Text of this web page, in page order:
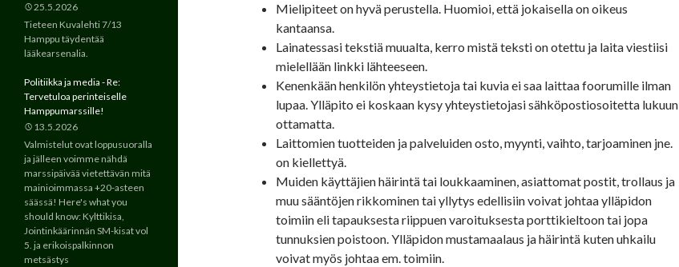
Mielipiteet on hyvä perustella. Huomioi, että jokaisella on oikeus
kantaansa.
Lainatessasi tekstiä muualta, kerro mistä teksti on otettu ja laita viestiisi
mielellään linkki lähteeseen.
Kenenkään henkilön yhteystietoja tai kuvia ei saa laittaa foorumille ilman
lupaa. Ylläpito ei koskaan kysy yhteystietojasi sähköpostiosoitetta lukuun
ottamatta.
Laittomien tuotteiden ja palveluiden osto, myynti, vaihto, tarjoaminen jne.
on kiellettyä.
Muiden käyttäjien häirintä tai loukkaaminen, asiattomat postit, trollaus ja
muu sääntöjen rikkominen tai yllytys edellisiin voivat johtaa ylläpidon
toimiin eli tapauksesta riippuen varoituksesta porttikieltoon tai jopa
tunnuksien poistoon. Ylläpidon mustamaalaus ja häirintä kuten uhkailu
voivat myös johtaa em. toimiin.
25.5.2026
Tieteen Kuvalehti 7/13
Hamppu täydentää
lääkearsenalia.
Politiikka ja media - Re:
Tervetuloa perinteiselle
Hamppumarssille!
13.5.2026
Valmistelut ovat loppusuoralla
ja jälleen voimme nähdä
marssipäivää vietettävän mitä
mainioimmassa +20-asteen
säässä! Here's what you
should know: Kylttikisa,
Jointinkäärinnän SM-kisat vol
5. ja erikoispalkinnon
metsästys